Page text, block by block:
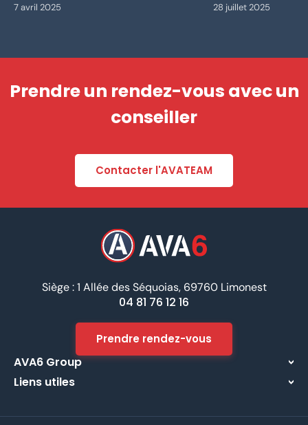
7 avril 2025 28 juillet 2025
Prendre un rendez-vous avec un
conseiller
Contacter l'AVATEAM
Siège : 1 Allée des Séquoias, 69760 Limonest
04 81 76 12 16
Prendre rendez-vous
AVA6 Group
À propos
Liens utiles